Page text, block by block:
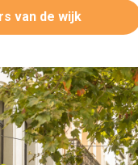
van de wijk